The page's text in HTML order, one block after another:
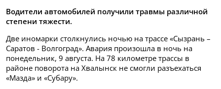
Водители автомобилей получили травмы различной
степени тяжести.
Две иномарки столкнулись ночью на трассе «Сызрань –
Саратов - Волгоград». Авария произошла в ночь на
понедельник, 9 августа. На 78 километре трассы в
районе поворота на Хвалынск не смогли разъехаться
«Мазда» и «Субару».